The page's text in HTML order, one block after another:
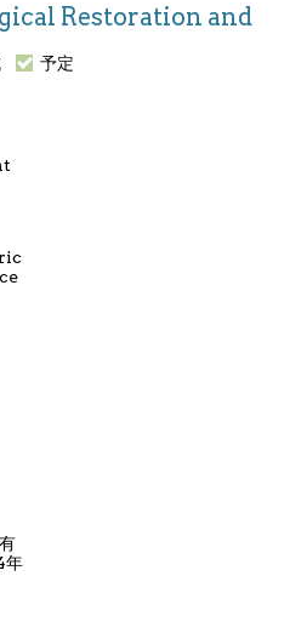
Restoration and
予定
年